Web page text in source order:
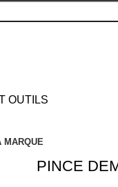
OUTILS
MARQUE
ROND